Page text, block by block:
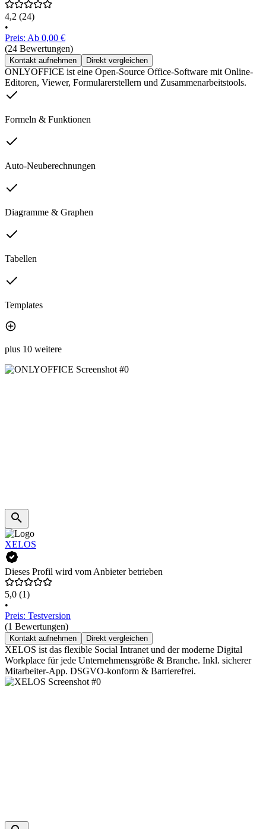
4,2 (24)
•
Preis: Ab 0,00 €
(24 Bewertungen)
Kontakt aufnehmen Direkt vergleichen
ONLYOFFICE ist eine Open-Source Office-Software mit Online-
Editoren, Viewer, Formularerstellern und Zusammenarbeitstools.
Formeln & Funktionen
Auto-Neuberechnungen
Diagramme & Graphen
Tabellen
Templates
plus 10 weitere
XELOS
Dieses Profil wird vom Anbieter betrieben
5,0 (1)
•
Preis: Testversion
(1 Bewertungen)
Kontakt aufnehmen Direkt vergleichen
XELOS ist das flexible Social Intranet und der moderne Digital
Workplace für jede Unternehmensgröße & Branche. Inkl. sicherer
Mitarbeiter-App. DSGVO-konform & Barrierefrei.